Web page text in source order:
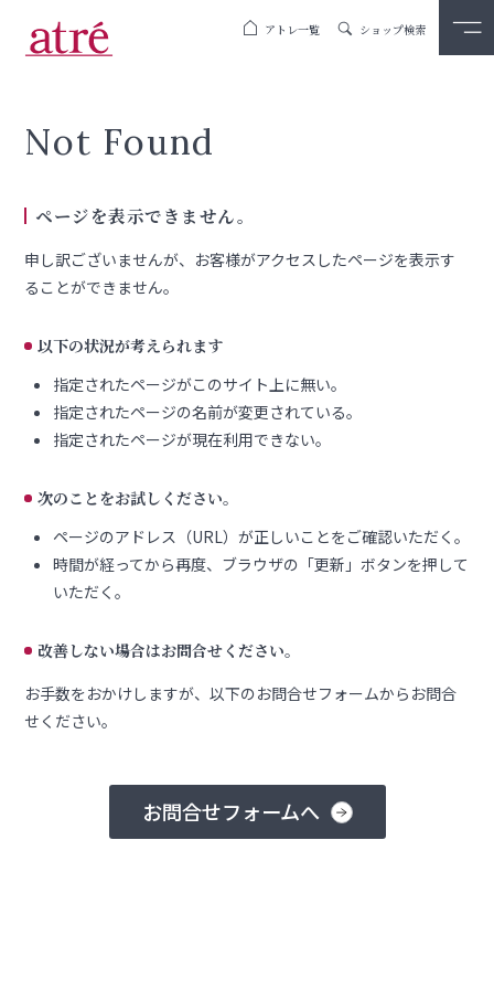
アトレ一覧 ショップ検索
Not Found
ページを表示できません。
申し訳ございませんが、お客様がアクセスしたページを表示す
ることができません。
以下の状況が考えられます
指定されたページがこのサイト上に無い。
指定されたページの名前が変更されている。
指定されたページが現在利用できない。
次のことをお試しください。
ページのアドレス（URL）が正しいことをご確認いただく。
時間が経ってから再度、ブラウザの「更新」ボタンを押して
いただく。
改善しない場合はお問合せください。
お手数をおかけしますが、以下のお問合せフォームからお問合
せください。
お問合せフォームへ